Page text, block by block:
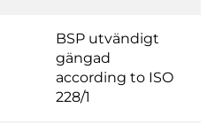
BSP utvändigt
gängad
according to ISO
228/1